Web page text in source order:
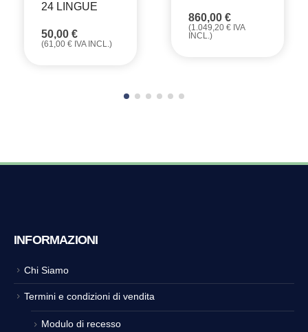
24 LINGUE
50,00 €
(61,00 € IVA INCL.)
860,00 €
(1.049,20 € IVA
INCL.)
INFORMAZIONI
Chi Siamo
Termini e condizioni di vendita
Modulo di recesso